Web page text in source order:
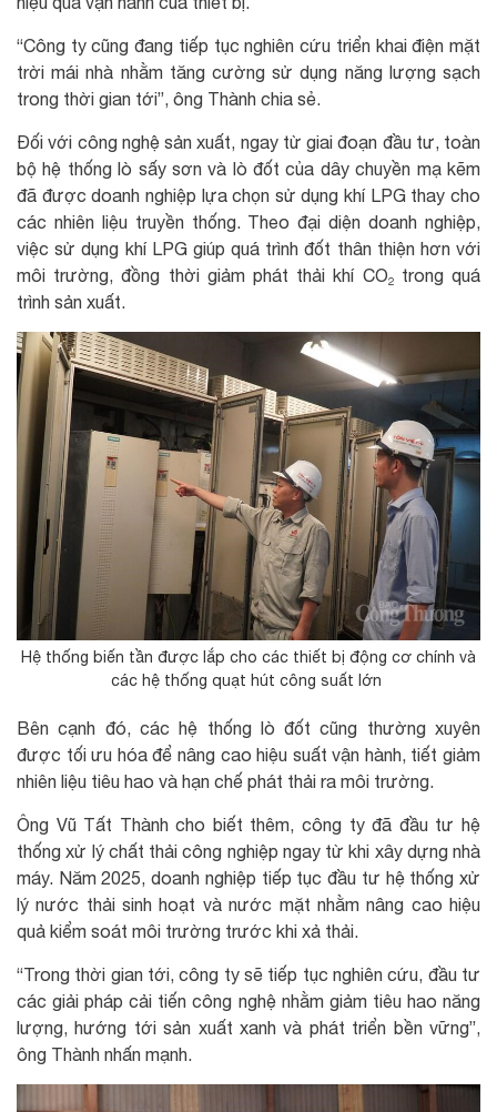
“Công ty cũng đang tiếp tục nghiên cứu triển khai điện mặt
trời mái nhà nhằm tăng cường sử dụng năng lượng sạch
trong thời gian tới”, ông Thành chia sẻ.
Đối với công nghệ sản xuất, ngay từ giai đoạn đầu tư, toàn
bộ hệ thống lò sấy sơn và lò đốt của dây chuyền mạ kẽm
đã được doanh nghiệp lựa chọn sử dụng khí LPG thay cho
các nhiên liệu truyền thống. Theo đại diện doanh nghiệp,
việc sử dụng khí LPG giúp quá trình đốt thân thiện hơn với
môi trường, đồng thời giảm phát thải khí CO₂ trong quá
trình sản xuất.
Hệ thống biến tần được lắp cho các thiết bị động cơ chính và
các hệ thống quạt hút công suất lớn
Bên cạnh đó, các hệ thống lò đốt cũng thường xuyên
được tối ưu hóa để nâng cao hiệu suất vận hành, tiết giảm
nhiên liệu tiêu hao và hạn chế phát thải ra môi trường.
Ông Vũ Tất Thành cho biết thêm, công ty đã đầu tư hệ
thống xử lý chất thải công nghiệp ngay từ khi xây dựng nhà
máy. Năm 2025, doanh nghiệp tiếp tục đầu tư hệ thống xử
lý nước thải sinh hoạt và nước mặt nhằm nâng cao hiệu
quả kiểm soát môi trường trước khi xả thải.
“Trong thời gian tới, công ty sẽ tiếp tục nghiên cứu, đầu tư
các giải pháp cải tiến công nghệ nhằm giảm tiêu hao năng
lượng, hướng tới sản xuất xanh và phát triển bền vững”,
ông Thành nhấn mạnh.